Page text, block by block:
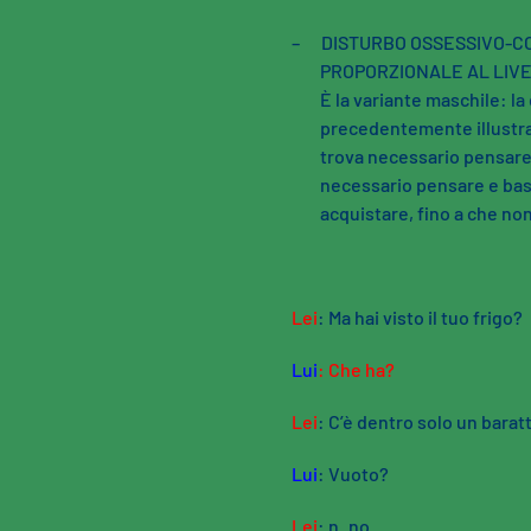
–
DISTURBO OSSESSIVO-
PROPORZIONALE AL
È la variante maschile:
precedentemente
trova necessario
necessario pensare e
acquistare, fino a che
Lei: Ma hai visto il tuo frigo?
Lui: Che ha?
Lei: C’è dentro solo un
Lui: Vuoto?
Lei: n..no.